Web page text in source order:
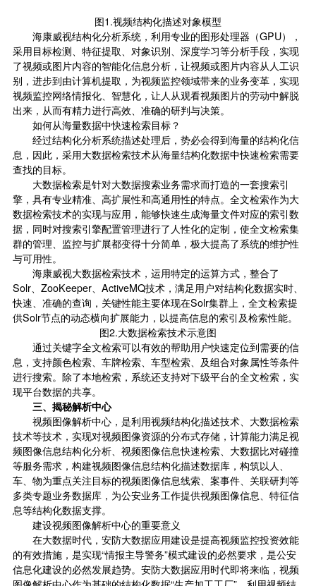
图1.视频结构化描述对象模型
海康威视结构化分析系统，利用专业的图形处理器（GPU），
采用目标检测、特征提取、对象识别、深度学习等分析手段，实现
了视频或图片内容的智能化信息分析，让视频或图片内容从人工识
别，进步到由计算机提取，为视频监控领域带来的业务变革，实现
视频监控网络情报化、智慧化，让人从观看视频图片的劳动中解脱
出来，从而有精力进行高效、准确的研判与决策。
如何从海量数据中快速检索目标？
经过结构化分析系统描述处理后，势必会得到海量的结构化信
息，因此，采用大数据检索技术从海量结构化数据中快速检索需要
查找的目标。
大数据检索是针对大数据搜索业务需求而打造的一套搜索引
擎，具有专业精准、高扩展性和高通用性的特点。全文检索作为大
数据检索技术的实现与应用，能够快速生成海量文件对应的索引数
据，同时对搜索引擎配置管理进行了人性化的定制，使全文检索集
群的管理、监控与扩展都变得十分简单，极大提高了系统的维护性
与可用性。
海康威视大数据检索技术，运用特定的运算方式，整合了
Solr、ZooKeeper、ActiveMQ技术，满足用户对结构化数据实时、
快速、准确的查询，关键性能主要体现在Solr集群上，全文检索提
供Solr节点的动态横向扩展能力，以提高信息的索引及检索性能。
图2.大数据检索技术示意图
通过关键字全文检索可以有效的帮助用户快速定位到需要的信
息，支持颜色检索、车牌检索、车型检索、及组合对象属性等条件
进行搜索。除了本地检索，系统还支持对下级平台的全文检索，实
现平台数据的共享。
三、揭秘解析中心
视频图像解析中心，是利用视频结构化描述技术、大数据检索
技术等技术，实现对视频图像资源的分布式存储，计算能力满足视
频图像信息结构化分析、视频图像信息快速检索、大数据比对碰撞
等服务需求，构建视频图像信息结构化描述数据库，构筑以人、
车、物为重点关注目标的视频图像信息线索、案事件、关联研判等
多类专题业务数据库，为公安业务工作提供视频图像信息、特征信
息等结构化数据支撑。
建设视频图像解析中心的重要意义
在大数据时代，安防大数据应用建设是提高视频监控投资效能
的有效措施，是实现“情报主导警务”模式建设的必然要求，是公安
信息化建设的必然发展趋势。安防大数据应用时代即将来临，视频